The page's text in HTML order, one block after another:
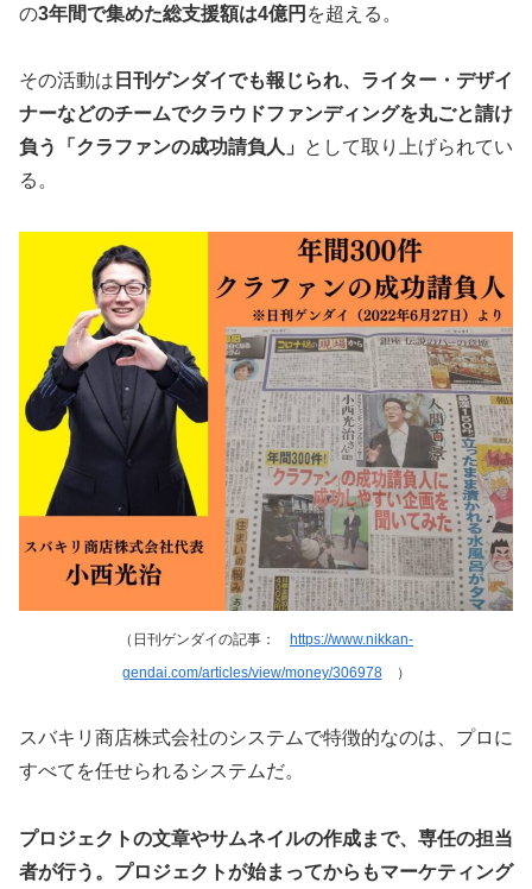
の3年間で集めた総支援額は4億円 を超える。
その活動は 日刊ゲンダイでも報じられ、ライター・デザイ
ナーなどのチームでクラウドファンディングを丸ごと請け
負う「クラファンの成功請負人」
として取り上げられてい
る。
（日刊ゲンダイの記事： https://www.nikkan-
gendai.com/articles/view/money/306978）
スバキリ商店株式会社のシステムで特徴的なのは、プロに
すべてを任せられるシステムだ。
プロジェクトの文章やサムネイルの作成まで、専任の担当
者が行う。プロジェクトが始まってからもマーケティング